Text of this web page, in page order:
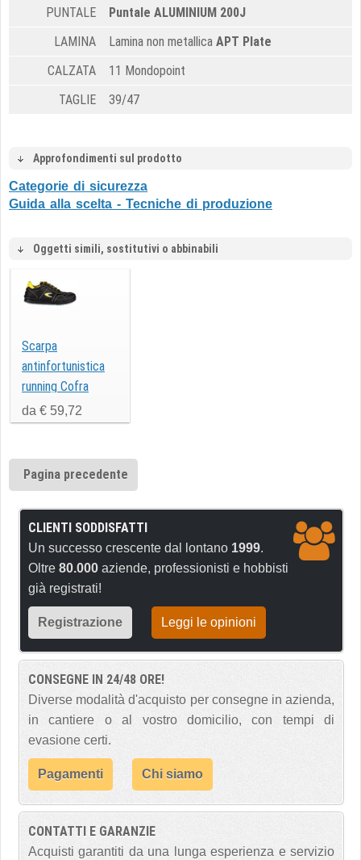
PUNTALE
Puntale ALUMINIUM 200J
LAMINA
Lamina non metallica APT Plate
CALZATA
11 Mondopoint
TAGLIE
39/47
Approfondimenti sul prodotto
Categorie di sicurezza
Guida alla scelta - Tecniche di produzione
Oggetti simili, sostitutivi o abbinabili
Scarpa
antinfortunistica
running Cofra
COPPI S3
da € 59,72
Pagina precedente
CLIENTI SODDISFATTI
Un successo crescente dal lontano 1999.
Oltre 80.000 aziende, professionisti e hobbisti
già registrati!
Registrazione Leggi le opinioni
CONSEGNE IN 24/48 ORE!
Diverse modalità d'acquisto per consegne in azienda,
in cantiere o al vostro domicilio, con tempi di
evasione certi.
Pagamenti Chi siamo
CONTATTI E GARANZIE
Acquisti garantiti da una lunga esperienza e servizio